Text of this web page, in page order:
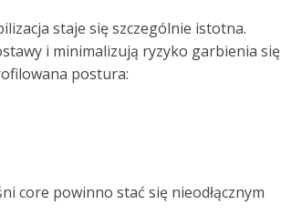
staje się szczególnie istotna.
i minimalizują ryzyko garbienia się
postura:
core powinno stać się nieodłącznym